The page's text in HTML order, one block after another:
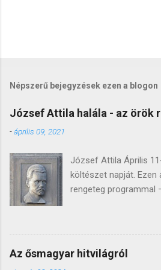
Népszerű bejegyzések ezen a blogon
József Attila halála - az örök
-április 09, 2021
József Attila Április
költészet napját. Ezen
rengeteg programmal
versenyekkel,
költészet előtt, bár
programok az online
költészet napja 1965-
Az ősmagyar hitvilágról